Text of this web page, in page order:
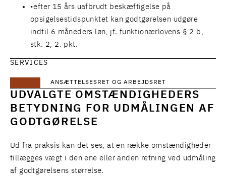
efter 15 års uafbrudt beskæftigelse på
opsigelsestidspunktet kan godtgørelsen udgøre
indtil 6 måneders løn, jf. funktionærlovens § 2 b,
stk. 2, 2. pkt.
SERVICES
ANSÆTTELSESRET OG ARBEJDSRET
UDVALGTE OMSTÆNDIGHEDERS
BETYDNING FOR UDMÅLINGEN AF
GODTGØRELSE
Ud fra praksis kan det ses, at en række omstændigheder
tillægges vægt i den ene eller anden retning ved udmåling
af godtgørelsens størrelse.